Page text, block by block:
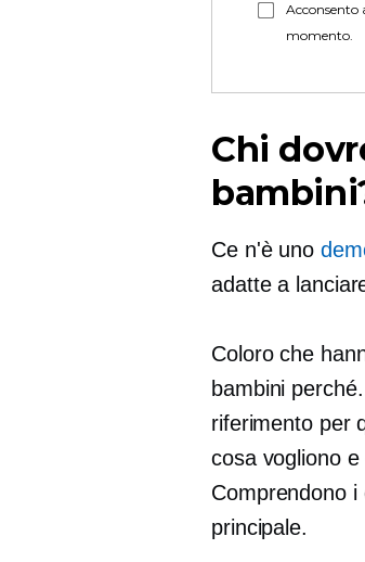
Acconsento
momento.
Chi
Ce n'è uno
adatte a
Coloro che
bambini
riferimento per
cosa vogliono
Comprendono
principale.